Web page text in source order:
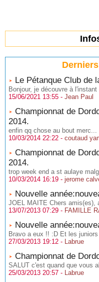
Le Pétanque Club de
Bonjour, je découvre à
15/06/2021 13:55 - Jean Paul
Championnat de
2014.
enfin qq chose au bout merc...
10/03/2014 22:22 - coutaud
Championnat de
2014.
trop week end a st aulaye
10/03/2014 16:19 - jerome
Nouvelle
JOEL MAITE Chers amis(es),
13/07/2013 07:29 - FAMILLE
Nouvelle
Bravo a eux !! :D Et les
27/03/2013 19:12 - Labrue
Championnat de
SALUT c'est quand que vous
25/03/2013 20:57 - Labrue